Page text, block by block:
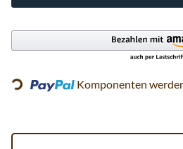
Loading... Komponenten